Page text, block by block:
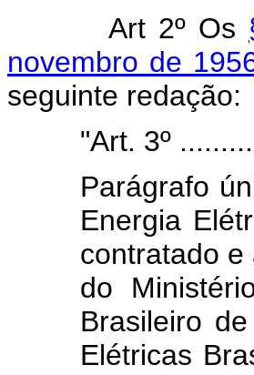
Art 2º Os
novembro de
seguinte redação:
"Art. 3º
Parágrafo
Energia
contratado e
do
Brasileiro
Elétricas